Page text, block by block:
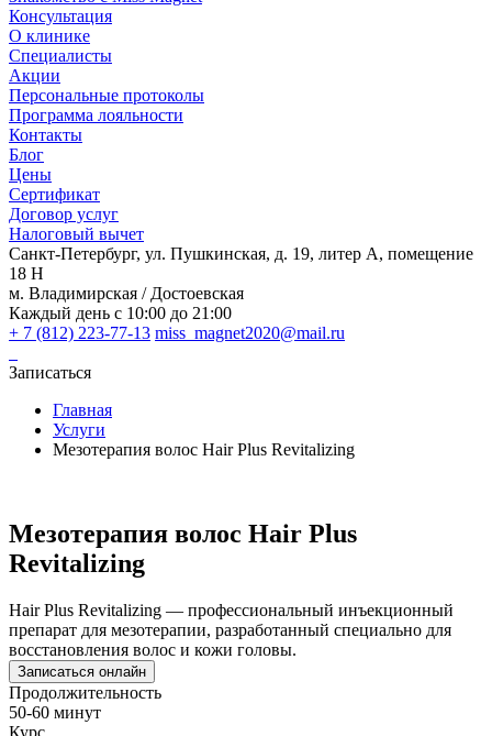
Консультация
О клинике
Специалисты
Акции
Персональные протоколы
Программа лояльности
Контакты
Блог
Цены
Сертификат
Договор услуг
Налоговый вычет
Санкт-Петербург, ул. Пушкинская, д. 19, литер А, помещение
18 Н
м. Владимирская / Достоевская
Каждый день с 10:00 до 21:00
+ 7 (812) 223-77-13 miss_magnet2020@mail.ru
Записаться
Главная
Услуги
Мезотерапия волос Hair Plus Revitalizing
Мезотерапия волос Hair Plus
Revitalizing
Hair Plus Revitalizing — профессиональный инъекционный
препарат для мезотерапии, разработанный специально для
восстановления волос и кожи головы.
Записаться онлайн
Продолжительность
50-60 минут
Курс